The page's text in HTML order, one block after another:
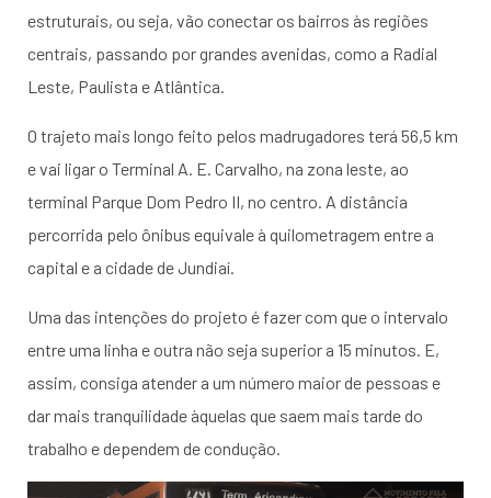
estruturais, ou seja, vão conectar os bairros às regiões
centrais, passando por grandes avenidas, como a Radial
Leste, Paulista e Atlântica.
O trajeto mais longo feito pelos madrugadores terá 56,5 km
e vai ligar o Terminal A. E. Carvalho, na zona leste, ao
terminal Parque Dom Pedro II, no centro. A distância
percorrida pelo ônibus equivale à quilometragem entre a
capital e a cidade de Jundiaí.
Uma das intenções do projeto é fazer com que o intervalo
entre uma linha e outra não seja superior a 15 minutos. E,
assim, consiga atender a um número maior de pessoas e
dar mais tranquilidade àquelas que saem mais tarde do
trabalho e dependem de condução.